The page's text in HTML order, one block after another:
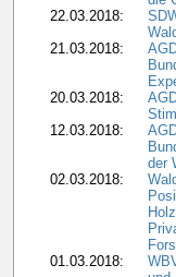
22.03.2018:
21.03.2018:
20.03.2018:
12.03.2018:
der
02.03.2018:
01.03.2018: